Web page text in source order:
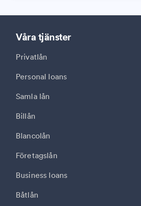
Våra tjänster
Privatlån
Personal loans
Samla lån
Billån
Blancolån
Företagslån
Business loans
Båtlån